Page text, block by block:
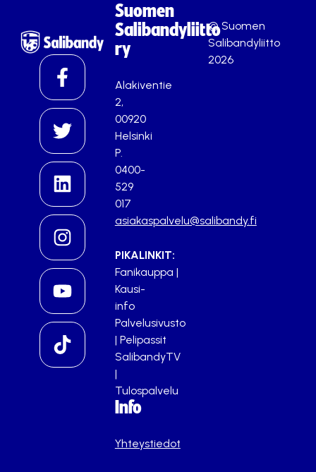
Suomen
Salibandyliitto
ry
Alakiventie
2,
00920
Helsinki
P.
0400-
529
017
asiakaspalvelu@salibandy.fi
PIKALINKIT:
Fanikauppa |
Kausi-
info
Palvelusivusto
| Pelipassit
SalibandyTV
|
Tulospalvelu
Info
Yhteystiedot
© Suomen
Salibandyliitto
2026